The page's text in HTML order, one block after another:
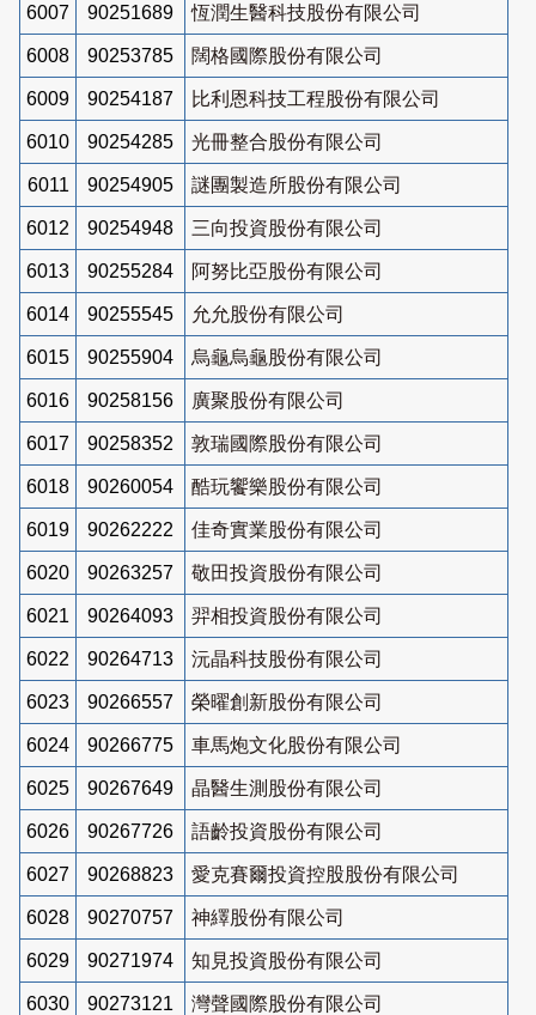
6007 90251689 恆潤生醫科技股份有限公司
6008 90253785 闊格國際股份有限公司
6009 90254187 比利恩科技工程股份有限公司
6010 90254285 光冊整合股份有限公司
6011 90254905 謎團製造所股份有限公司
6012 90254948 三向投資股份有限公司
6013 90255284 阿努比亞股份有限公司
6014 90255545 允允股份有限公司
6015 90255904 烏龜烏龜股份有限公司
6016 90258156 廣聚股份有限公司
6017 90258352 敦瑞國際股份有限公司
6018 90260054 酷玩饗樂股份有限公司
6019 90262222 佳奇實業股份有限公司
6020 90263257 敬田投資股份有限公司
6021 90264093 羿相投資股份有限公司
6022 90264713 沅晶科技股份有限公司
6023 90266557 榮曜創新股份有限公司
6024 90266775 車馬炮文化股份有限公司
6025 90267649 晶醫生測股份有限公司
6026 90267726 語齡投資股份有限公司
6027 90268823 愛克賽爾投資控股股份有限公司
6028 90270757 神繹股份有限公司
6029 90271974 知見投資股份有限公司
6030 90273121 灣聲國際股份有限公司